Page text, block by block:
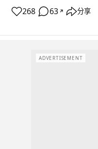
268 63 ↗ 分享
ADVERTISEMENT